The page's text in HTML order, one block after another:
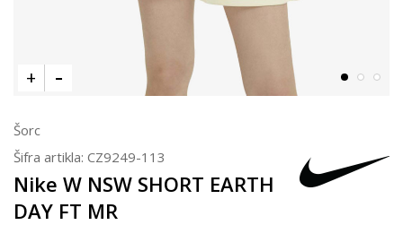
Šorc
Šifra artikla: CZ9249-113
Nike W NSW SHORT EARTH
DAY FT MR